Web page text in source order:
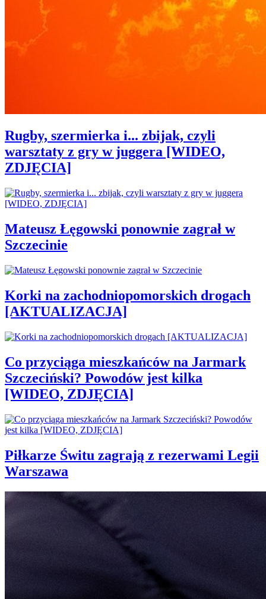
Rugby, szermierka i... zbijak, czyli
warsztaty z gry w juggera [WIDEO,
ZDJĘCIA]
Mateusz Łęgowski ponownie zagrał w
Szczecinie
Korki na zachodniopomorskich drogach
[AKTUALIZACJA]
Co przyciąga mieszkańców na Jarmark
Szczeciński? Powodów jest kilka
[WIDEO, ZDJĘCIA]
Piłkarze Świtu zagrają z rezerwami Legii
Warszawa